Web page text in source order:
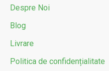
Despre Noi
Blog
Livrare
Politica de confidențialitate